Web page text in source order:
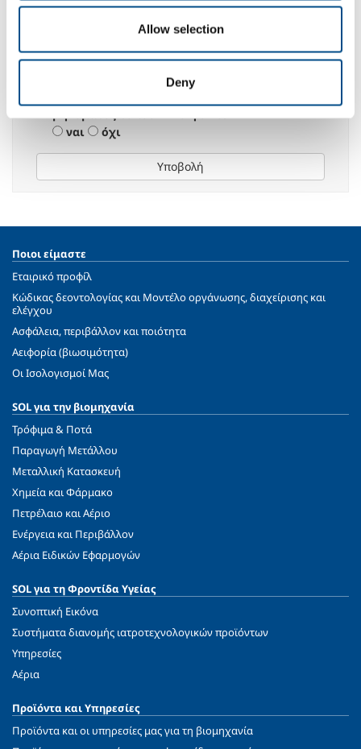
Allow selection
Deny
Για την επεξεργασία των προσωπικών μου
δεδομένων, για τους σκοπούς που
αποστολή πληροφοριών και/ή διαφημιστικών
μηνυμάτων από την Εταιρεία ή άλλες εταιρείες
ναι
όχι
Υποβολή
Ποιοι είμαστε
Εταιρικό προφίλ
Κώδικας δεοντολογίας και Μοντέλο οργάνωσης, διαχείρισης και
ελέγχου
Ασφάλεια, περιβάλλον και ποιότητα
Αειφορία (βιωσιμότητα)
Oι Ισολογισμοί Μας
SOL για την βιομηχανία
Τρόφιμα & Ποτά
Παραγωγή Μετάλλου
Μεταλλική Κατασκευή
Χημεία και Φάρμακο
Πετρέλαιο και Αέριο
Ενέργεια και Περιβάλλον
Αέρια Ειδικών Εφαρμογών
SOL για τη Φροντίδα Υγείας
Συνοπτική Εικόνα
Συστήματα διανομής ιατροτεχνολογικών προϊόντων
Υπηρεσίες
Αέρια
Προϊόντα και Υπηρεσίες
Προϊόντα και οι υπηρεσίες μας για τη βιομηχανία